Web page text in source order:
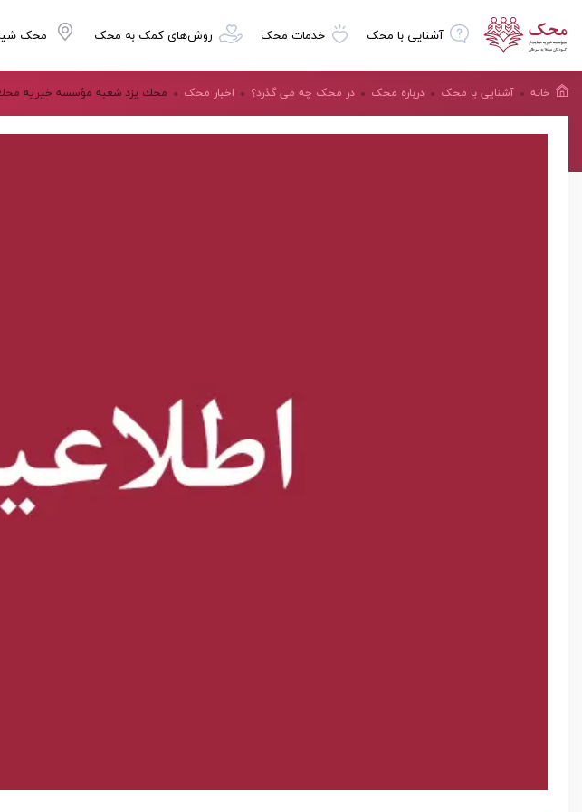
آشنایی با محک خدمات محک روش‌های کمک به محک محک
خانه آشنایی با محک درباره محک در محک چه می گذرد؟ اخبار محک محك يزد شعبه مؤسسه خيريه